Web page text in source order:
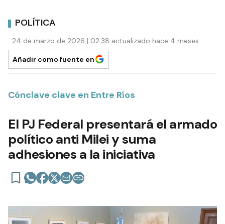
POLÍTICA
24 de marzo de 2026 | 02:38 actualizado hace 4 meses
Añadir como fuente en
Cónclave clave en Entre Ríos
El PJ Federal presentará el armado
político anti Milei y suma
adhesiones a la iniciativa